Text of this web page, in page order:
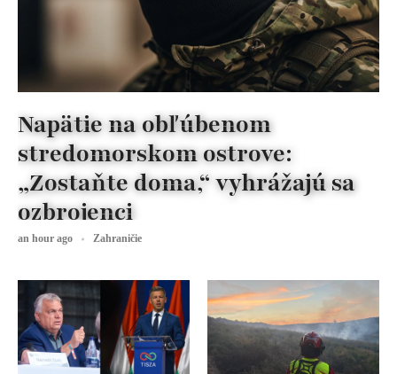
Napätie na obľúbenom
stredomorskom ostrove:
„Zostaňte doma,“ vyhrážajú sa
ozbrojenci
an hour ago Zahraničie